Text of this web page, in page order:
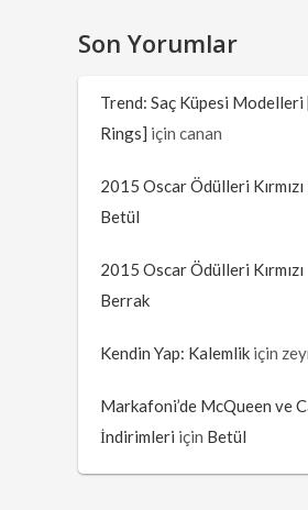
Son Yorumlar
Trend: Saç Küpesi
Rings] içincanan
2015 Oscar Ödülleri Kırmızı
Betül
2015 Oscar Ödülleri Kırmızı
Berrak
Kendin Yap: Kalemlik için
Markafoni’de McQueen ve
İndirimleri için Betül